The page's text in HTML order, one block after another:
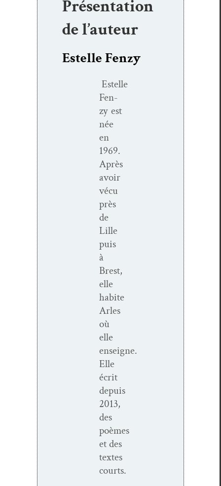
Présentation
de l’auteur
Estelle Fenzy
Estelle
Fen­
zy est
née
en
1969.
Après
avoir
vécu
près
de
Lille
puis
à
Brest,
elle
habite
Arles
où
elle
enseigne.
Elle
écrit
depuis
2013,
des
poèmes
et des
textes
courts.